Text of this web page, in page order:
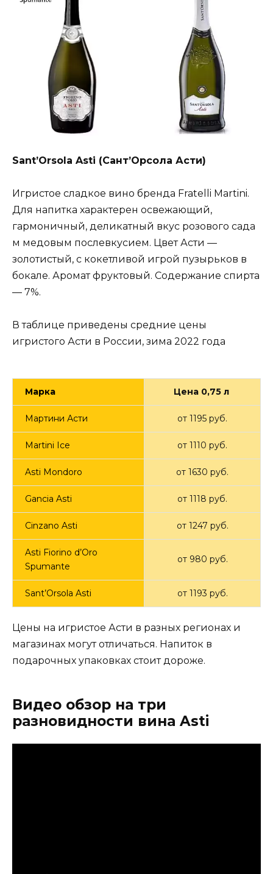
Sant’Orsola Asti (Сант’Орсола Асти)
Игристое сладкое вино бренда Fratelli Martini.
Для напитка характерен освежающий,
гармоничный, деликатный вкус розового сада
м медовым послевкусием. Цвет Асти —
золотистый, с кокетливой игрой пузырьков в
бокале. Аромат фруктовый. Содержание спирта
— 7%.
В таблице приведены средние цены
игристого Асти в России, зима 2022 года
Марка Цена 0,75 л
Мартини Асти от 1195 руб.
Martini Ice от 1110 руб.
Asti Mondoro от 1630 руб.
Gancia Asti от 1118 руб.
Cinzano Asti от 1247 руб.
Asti Fiorino d’Oro
Spumante
от 980 руб.
Sant’Orsola Asti от 1193 руб.
Цены на игристое Асти в разных регионах и
магазинах могут отличаться. Напиток в
подарочных упаковках стоит дороже.
Видео обзор на три
разновидности вина Asti